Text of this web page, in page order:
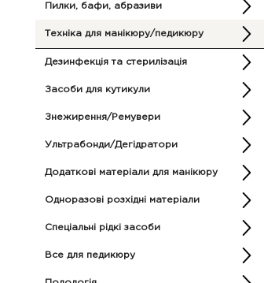
Пилки, бафи, абразиви
Техніка для манікюру/педикюру
Дезинфекція та стерилізація
Засоби для кутикули
Знежирення/Ремувери
Ультрабонди/Дегідратори
Додаткові матеріали для манікюру
Одноразові розхідні матеріали
Спеціальні рідкі засоби
Все для педикюру